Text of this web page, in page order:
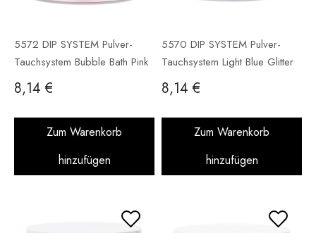
5572 DIP SYSTEM Pulver-
Tauchsystem Bubble Bath Pink
14 g
8,14 €
Zum Warenkorb
hinzufügen
5570 DIP SYSTEM Pulver-
Tauchsystem Light Blue Glitter
14 g
8,14 €
Zum Warenkorb
hinzufügen